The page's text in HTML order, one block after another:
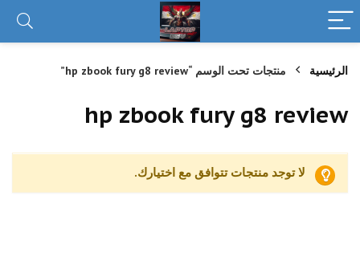
الرئيسية منتجات تحت الوسم “hp zbook fury g8 review”
hp zbook fury g8 review
لا توجد منتجات تتوافق مع اختيارك.